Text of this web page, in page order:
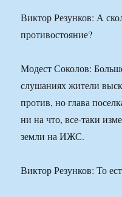
Виктор Резунков: А
противостояние?
Модест Соколов:
слушаниях жители
против, но глава
ни на что, все-таки
земли на ИЖС.
Виктор Резунков: То